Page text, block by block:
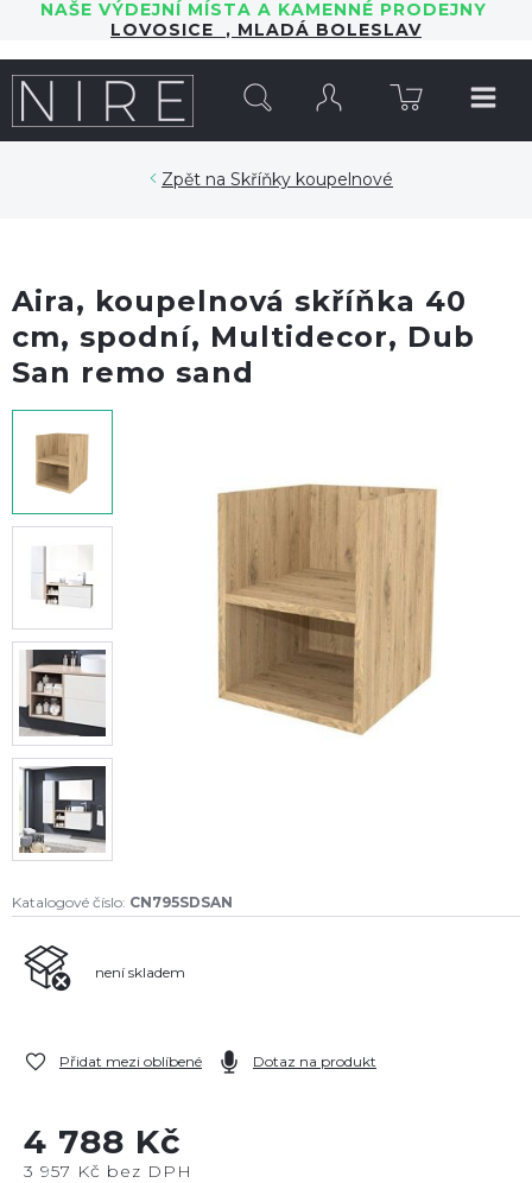
NAŠE VÝDEJNÍ MÍSTA A KAMENNÉ PRODEJNY
LOVOSICE , MLADÁ BOLESLAV
Skříňky koupelnové
Aira, koupelnová skříňka 40
cm, spodní, Multidecor, Dub
San remo sand
Katalogové číslo: CN795SDSAN
není skladem
Přidat mezi oblíbené Dotaz na produkt
4 788 Kč
3 957 Kč bez DPH